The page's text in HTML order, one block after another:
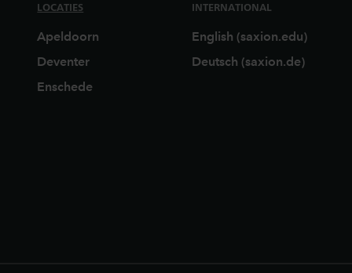
LOCATIES
Apeldoorn
Deventer
Enschede
INTERNATIONAL
English (saxion.edu)
Deutsch (saxion.de)